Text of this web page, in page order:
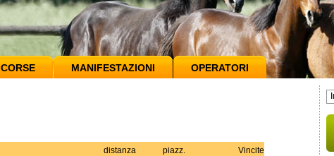
CORSE MANIFESTAZIONI OPERATORI
distanza piazz. Vincite